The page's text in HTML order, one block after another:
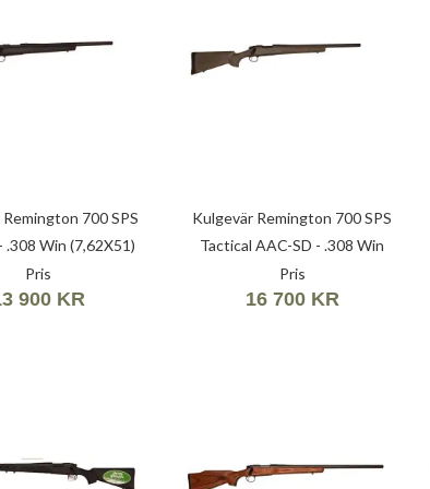
700 SPS
.308 Win (7,62X51)
Pris
900 KR
Kulgevär Remington 700 SPS
Tactical AAC-SD - .308 Win
(7,62X51)
Pris
16 700 KR